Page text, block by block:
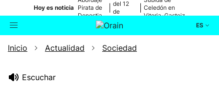
Hoy es noticia Pirata de
Donostia
del 12
de
Celedón en
Vitoria-Gasteiz
ES
Buscador Actualidad
Inicio Actualidad Sociedad
Escuchar